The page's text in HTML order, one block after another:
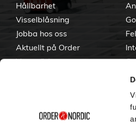
Hållbarhet
Visselblåsning
Jobba hos oss
Aktuellt på Order
Varumärken